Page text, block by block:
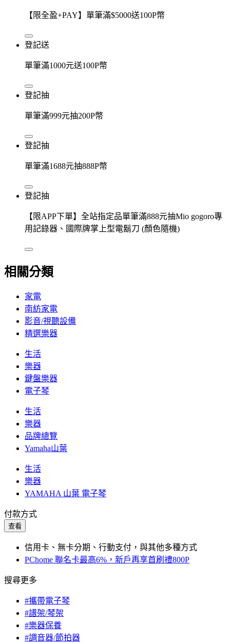
【限全盈+PAY】單筆滿$5000送100P幣
登記送
單筆滿1000元送100P幣
登記抽
單筆滿999元抽200P幣
登記抽
單筆滿1688元抽888P幣
登記抽
【限APP下單】全站指定品單筆滿888元抽Mio gogoro專
用記錄器、國際牌掌上型電鬍刀 (顏色隨機)
相關分類
家電
南紡家電
影音/視聽設備
精選樂器
生活
樂器
鍵盤樂器
電子琴
生活
樂器
品牌總覽
Yamaha山葉
生活
樂器
YAMAHA 山葉 電子琴
付款方式
查看
信用卡、無卡分期、行動支付，與其他多種方式
PChome 聯名卡最高6%，新戶再享首刷禮800P
搜尋更多
#攜帶電子琴
#譜架/琴架
#樂器保養
#調音器/節拍器